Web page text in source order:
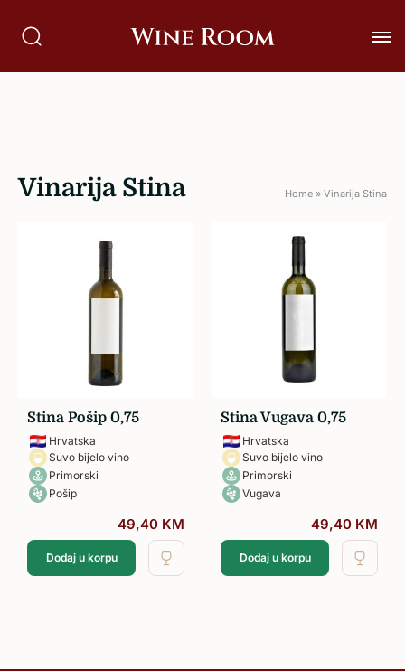
Vinarija Stina Home » Vinarija Stina
Stina Pošip 0,75
Hrvatska
Suvo bijelo vino
Primorski
Pošip
49,40 KM
Dodaj u korpu
Stina Vugava 0,75
Hrvatska
Suvo bijelo vino
Primorski
Vugava
49,40 KM
Dodaj u korpu